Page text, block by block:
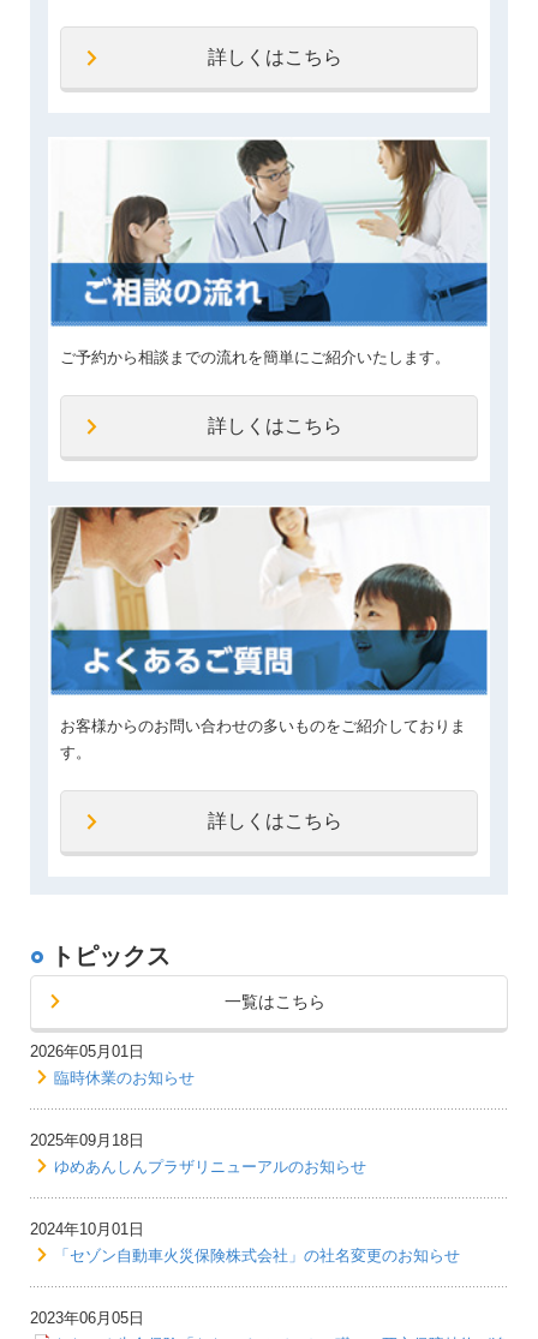
詳しくはこちら
ご予約から相談までの流れを簡単にご紹介いたします。
詳しくはこちら
お客様からのお問い合わせの多いものをご紹介しておりま
す。
詳しくはこちら
トピックス
一覧はこちら
2026年05月01日
臨時休業のお知らせ
2025年09月18日
ゆめあんしんプラザリニューアルのお知らせ
2024年10月01日
「セゾン自動車火災保険株式会社」の社名変更のお知らせ
2023年06月05日